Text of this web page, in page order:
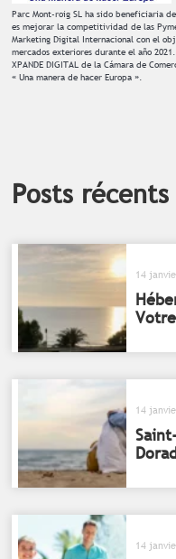
Parc Mont-roig SL ha sido beneficiaria
es mejorar la competitividad de las
Marketing Digital Internacional con el
mercados exteriores durante el año
XPANDE DIGITAL de la Cámara de
« Una manera de hacer Europa ».
Posts récents
14
14
14